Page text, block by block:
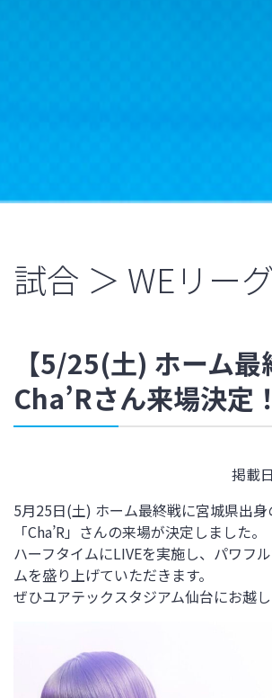
試合 ＞ WEリーグ
【5/25(土) ホーム最
Cha’Rさん来場決定！
掲載
5月25日(土) ホーム最終戦に宮城県出身
「Cha’R」さんの来場が決定しました。
ハーフタイムにLIVEを実施し、パワフ
ムを盛り上げていただきます。
ぜひユアテックスタジアム仙台にお越し